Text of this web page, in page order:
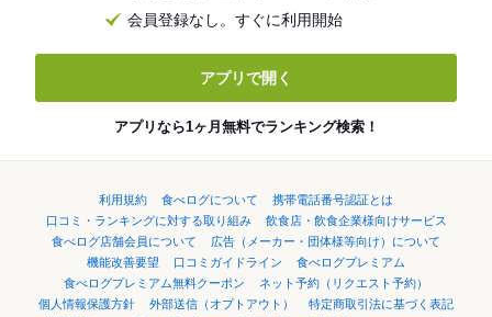
会員登録なし。すぐに利用開始
アプリで開く
アプリなら1ヶ月無料でランキング検索！
利用規約 食べログについて
携帯電話番号認証とは
口コミ・ランキングに対する取り組み
飲食店・飲食企業様向けサービス
食べログ店舗会員について
広告（メーカー・団体様等向け）について
機能改善要望
口コミガイドライン
食べログプレミアム
食べログプレミアム無料クーポン
ネット予約（リクエスト予約）
個人情報保護方針
外部送信（オプトアウト）
特定商取引法に基づく表記